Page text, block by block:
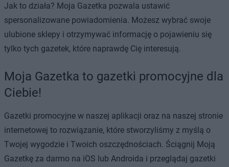
Jak to działa? Moja Gazetka pozwala ustawić
spersonalizowane powiadomienia. Możesz wybrać swoje
ulubione sklepy i otrzymywać informację o pojawieniu się
tylko tych gazetek, które naprawdę Cię interesują.
Moja Gazetka to gazetki promocyjne dla
Ciebie!
Gazetki promocyjne w naszej aplikacji oraz na naszej stronie
internetowej to rozwiązanie, które stworzyliśmy z myślą o
Twojej wygodzie i Twoich oszczędnościach. Ściągnij Moją
Gazetkę za darmo na iOS lub Androida i przeglądaj gazetki